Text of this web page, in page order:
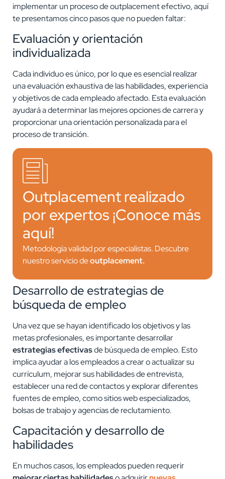
implementar un proceso de outplacement efectivo, aquí
te presentamos cinco pasos que no pueden faltar:
Evaluación y orientación
individualizada
Cada individuo es único, por lo que es esencial realizar
una evaluación exhaustiva de las habilidades, experiencia
y objetivos de cada empleado afectado. Esta evaluación
ayudará a determinar las mejores opciones de carrera y
proporcionar una orientación personalizada para el
proceso de transición.
Outplacement realizado
por expertos ¡Conoce más
aquí!
Metodología validad por especialistas. Descubre
nuestro servicio deoutplacement.
Desarrollo de estrategias de
búsqueda de empleo
Una vez que se hayan identificado los objetivos y las
metas profesionales, es importante desarrollar
estrategias efectivasde búsqueda de empleo. Esto
implica ayudar a los empleados a crear o actualizar su
currículum, mejorar sus habilidades de entrevista,
establecer una red de contactos y explorar diferentes
fuentes de empleo, como sitios web especializados,
bolsas de trabajo y agencias de reclutamiento.
Capacitación y desarrollo de
habilidades
En muchos casos, los empleados pueden requerir